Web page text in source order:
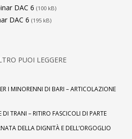
DAC 6 (100 kB)
DAC 6 (195 kB)
PUOI LEGGERE
I MINORENNI DI BARI – ARTICOLAZIONE
TRANI – RITIRO FASCICOLI DI PARTE
DELLA DIGNITÀ E DELL’ORGOGLIO